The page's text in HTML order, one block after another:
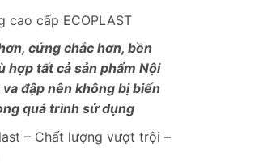
4,200,000₫.
cao cấp ECOPLAST
cứng chắc hơn, bền
hợp tất cả sản phẩm Nội
đập nên không bị biến
quá trình sử dụng
– Chất lượng vượt trội –